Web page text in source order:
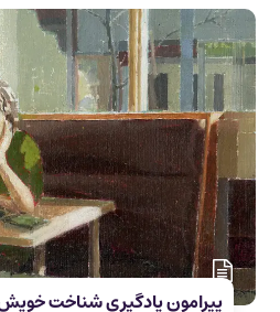
پیرامون یادگیری شناخت